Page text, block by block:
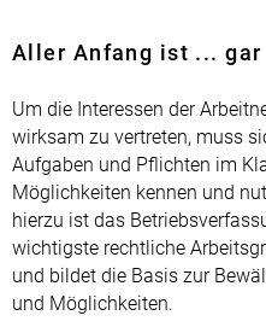
Aller Anfang ist ...
Um die Interessen der
wirksam zu vertreten, muss
Aufgaben und Pflichten im
Möglichkeiten kennen und
hierzu ist das
wichtigste rechtliche
und bildet die Basis zur
und Möglichkeiten.